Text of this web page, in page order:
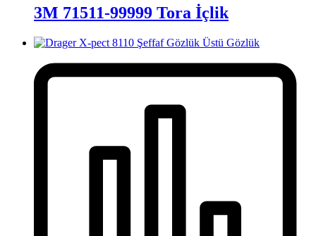
3M 71511-99999 Tora İçlik